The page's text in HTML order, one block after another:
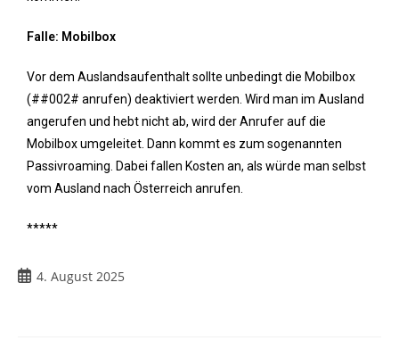
Falle: Mobilbox
Vor dem Auslandsaufenthalt sollte unbedingt die Mobilbox
(##002# anrufen) deaktiviert werden. Wird man im Ausland
angerufen und hebt nicht ab, wird der Anrufer auf die
Mobilbox umgeleitet. Dann kommt es zum sogenannten
Passivroaming. Dabei fallen Kosten an, als würde man selbst
vom Ausland nach Österreich anrufen.
*****
4. August 2025